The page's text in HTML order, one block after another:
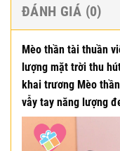
ĐÁNH GIÁ (0)
Mèo thần tài thuần
lượng mặt trời thu
khai trương Mèo
vẫy tay năng lượng